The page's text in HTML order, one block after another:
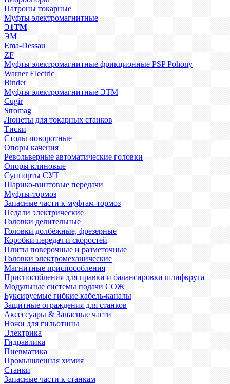
Патроны токарные
Муфты электромагнитные
Э1ТМ
ЭМ
Ema-Dessau
ZF
Муфты электромагнитные фрикционные PSP Pohony
Warner Electric
Binder
Муфты электромагнитные ЭТМ
Cugir
Stromag
Люнеты для токарных станков
Тиски
Столы поворотные
Опоры качения
Револьверные автоматические головки
Опоры клиновые
Суппорты СУТ
Шарико-винтовые передачи
Муфты-тормоз
Запасные части к муфтам-тормоз
Педали электрические
Головки делительные
Головки долбёжные, фрезерные
Коробки передач и скоростей
Плиты поверочные и разметочные
Головки электромеханические
Магнитные приспособления
Приспособления для правки и балансировки шлифкруга
Модульные системы подачи СОЖ
Буксируемые гибкие кабель-каналы
Защитные ограждения для станков
Аксессуары & Запасные части
Ножи для гильотины
Электрика
Гидравлика
Пневматика
Промышленная химия
Станки
Запасные части к станкам